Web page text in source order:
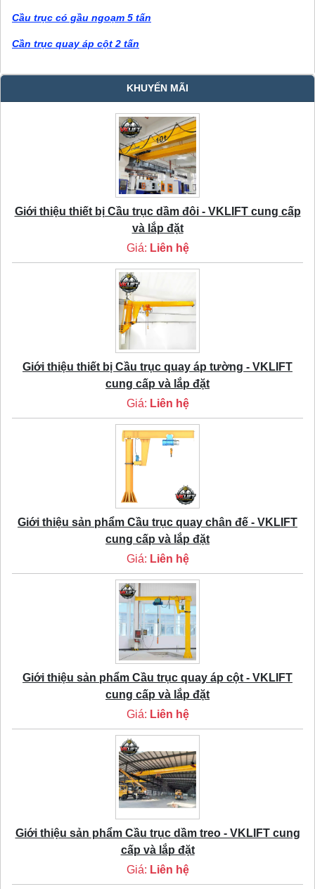
Cầu trục có gầu ngoạm 5 tấn
Cần trục quay áp cột 2 tấn
KHUYẾN MÃI
Giới thiệu thiết bị Cầu trục dầm đôi - VKLIFT cung cấp
và lắp đặt
Giá: Liên hệ
Giới thiệu thiết bị Cầu trục quay áp tường - VKLIFT
cung cấp và lắp đặt
Giá: Liên hệ
Giới thiệu sản phẩm Cầu trục quay chân đế - VKLIFT
cung cấp và lắp đặt
Giá: Liên hệ
Giới thiệu sản phẩm Cầu trục quay áp cột - VKLIFT
cung cấp và lắp đặt
Giá: Liên hệ
Giới thiệu sản phẩm Cầu trục dầm treo - VKLIFT cung
cấp và lắp đặt
Giá: Liên hệ